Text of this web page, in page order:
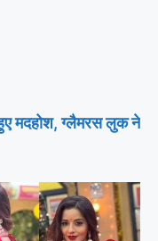
मदहोश, ग्लैमरस लुक ने